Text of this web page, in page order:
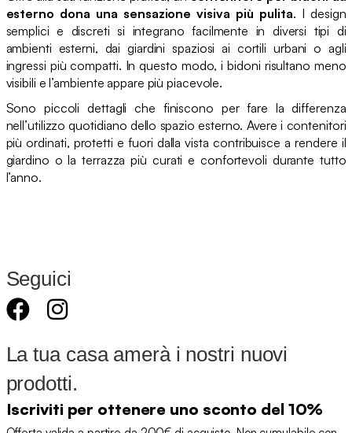
esterno dona una sensazione visiva più pulita. I design
semplici e discreti si integrano facilmente in diversi tipi di
ambienti esterni, dai giardini spaziosi ai cortili urbani o agli
ingressi più compatti. In questo modo, i bidoni risultano meno
visibili e l’ambiente appare più piacevole.
Sono piccoli dettagli che finiscono per fare la differenza
nell’utilizzo quotidiano dello spazio esterno. Avere i contenitori
più ordinati, protetti e fuori dalla vista contribuisce a rendere il
giardino o la terrazza più curati e confortevoli durante tutto
l’anno.
Seguici
La tua casa amerà i nostri nuovi
prodotti.
Iscriviti per ottenere uno sconto del 10%